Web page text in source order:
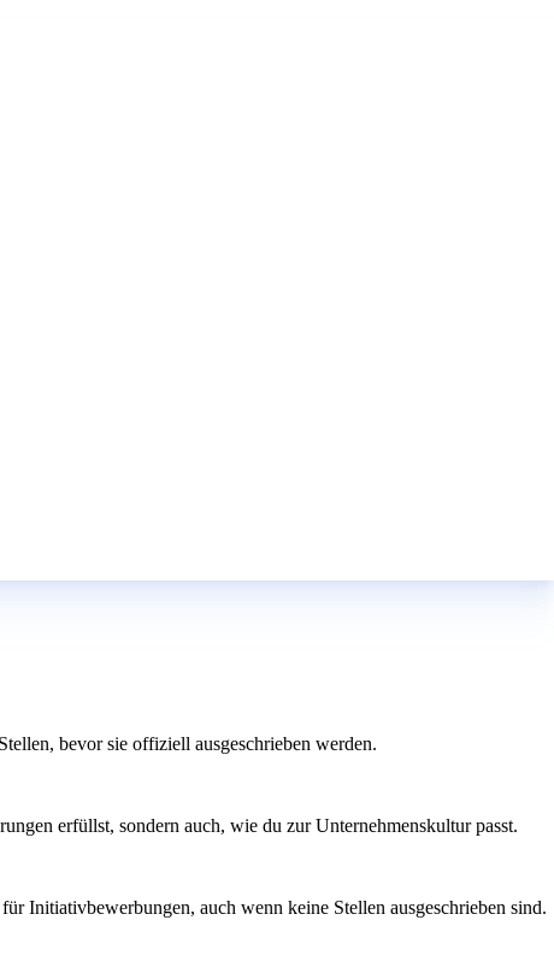
bevor sie offiziell ausgeschrieben werden.
erfüllst, sondern auch, wie du zur Unternehmenskultur passt.
Initiativbewerbungen, auch wenn keine Stellen ausgeschrieben sind.